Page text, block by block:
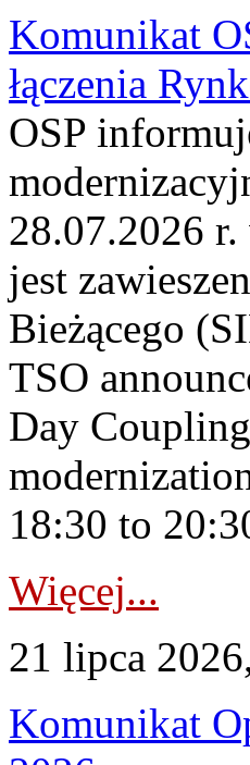
Komunikat
łączenia
OSP
28.07.2026
jest
Bieżącego
TSO
Day
18:30 to
Więcej...
21 lipca
Komunikat